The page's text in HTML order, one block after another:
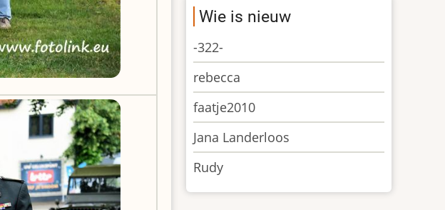
Wie is nieuw
-322-
rebecca
faatje2010
Jana Landerloos
Rudy